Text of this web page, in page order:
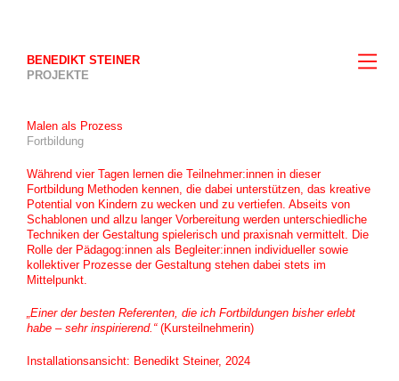
BENEDIKT STEINER
PROJEKTE
Malen als Prozess
Fortbildung
Während vier Tagen lernen die Teilnehmer:innen in dieser
Fortbildung Methoden kennen, die dabei unterstützen, das kreative
Potential von Kindern zu wecken und zu vertiefen. Abseits von
Schablonen und allzu langer Vorbereitung werden unterschiedliche
Techniken der Gestaltung spielerisch und praxisnah vermittelt. Die
Rolle der Pädagog:innen als Begleiter:innen individueller sowie
kollektiver Prozesse der Gestaltung stehen dabei stets im
Mittelpunkt.
„Einer der besten Referenten, die ich Fortbildungen bisher erlebt
habe – sehr inspirierend.“(Kursteilnehmerin)
Installationsansicht: Benedikt Steiner, 2024